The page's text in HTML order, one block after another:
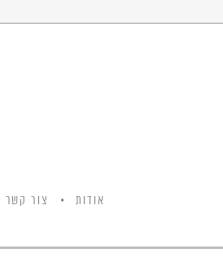
אודות צור קשר